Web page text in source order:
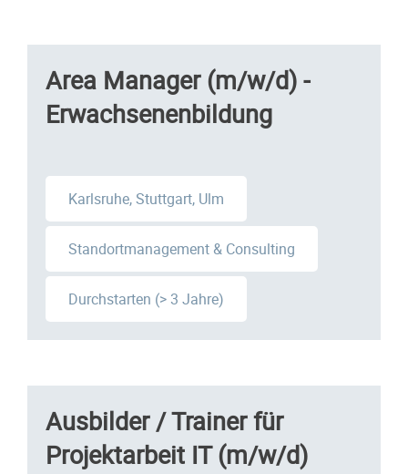
Area Manager (m/w/d) -
Erwachsenenbildung
Karlsruhe, Stuttgart, Ulm
Standortmanagement & Consulting
Durchstarten (> 3 Jahre)
Ausbilder / Trainer für
Projektarbeit IT (m/w/d)